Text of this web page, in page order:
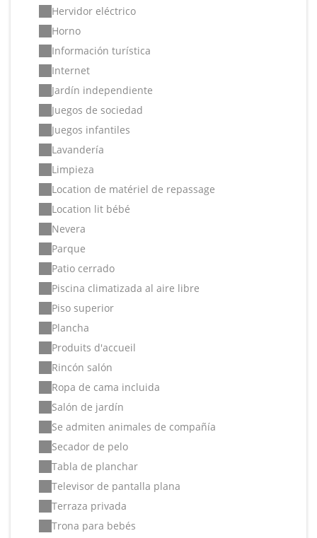
Hervidor eléctrico
Horno
Información turística
Internet
Jardín independiente
Juegos de sociedad
Juegos infantiles
Lavandería
Limpieza
Location de matériel de repassage
Location lit bébé
Nevera
Parque
Patio cerrado
Piscina climatizada al aire libre
Piso superior
Plancha
Produits d'accueil
Rincón salón
Ropa de cama incluida
Salón de jardín
Se admiten animales de compañía
Secador de pelo
Tabla de planchar
Televisor de pantalla plana
Terraza privada
Trona para bebés